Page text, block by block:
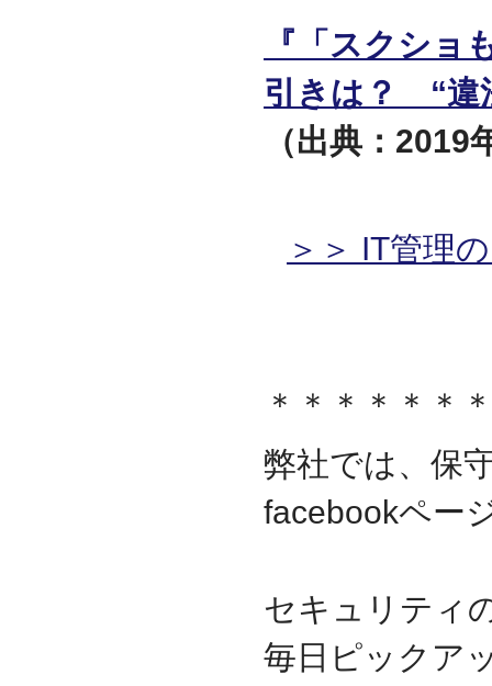
『「スクショ
引きは？ “違
（出典：
＞＞ IT管理
＊＊＊＊＊＊
弊社では、保
facebookペー
セキュリティ
毎日ピックア